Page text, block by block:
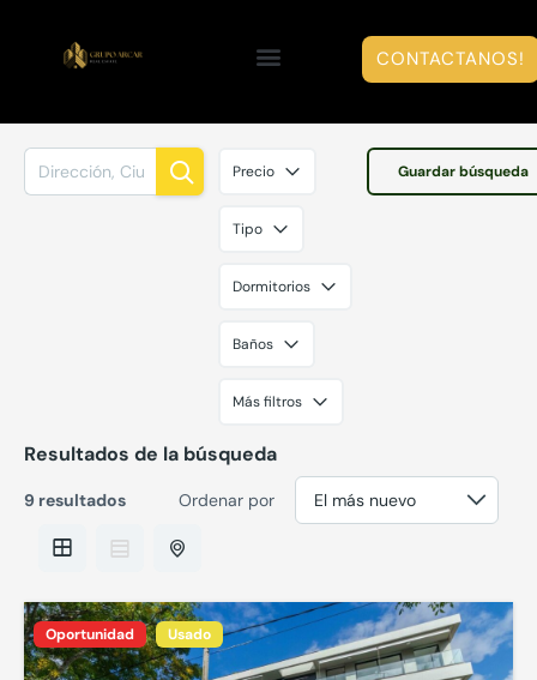
CONTACTANOS!
Guardar búsqueda
Precio
Tipo
Dormitorios
Baños
Más filtros
Resultados de la búsqueda
9 resultados Ordenar por
Oportunidad Usado